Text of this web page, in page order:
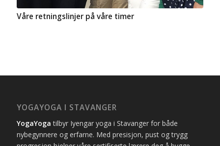
Våre retningslinjer på våre timer
YOGAYOGA I STAVANGER
YogaYoga tilbyr Iyengar yoga i Stavanger for både
nybegynnere og erfarne. Med presisjon, pust og trygg